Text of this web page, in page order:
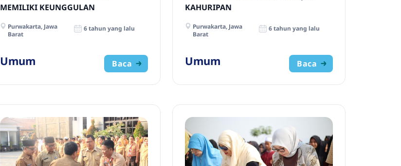
MEMILIKI KEUNGGULAN
Purwakarta, Jawa
Barat
6 tahun yang lalu
Umum Baca
KAHURIPAN
Purwakarta, Jawa
Barat
6 tahun yang lalu
Umum Baca